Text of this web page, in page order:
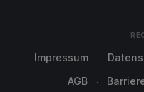
Impressum
AGB